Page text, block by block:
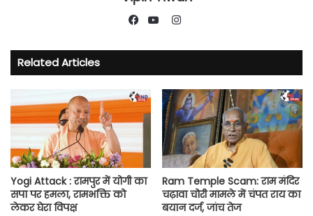
Instagram
Related Articles
Yogi Attack : रामपुर में योगी का
सपा पर हमला, रामभक्ति को
लेकर घेरा विपक्ष
Ram Temple Scam: राम मंदिर
चढ़ावा चोरी मामले में चंपत राय का
बयान दर्ज, जांच तेज